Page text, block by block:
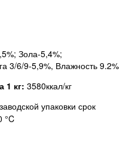
Зола-5,4%;
3/6/9-5,9%, Влажность 9.2%
1 кг: 3580ккал/кг
упаковки срок
°C